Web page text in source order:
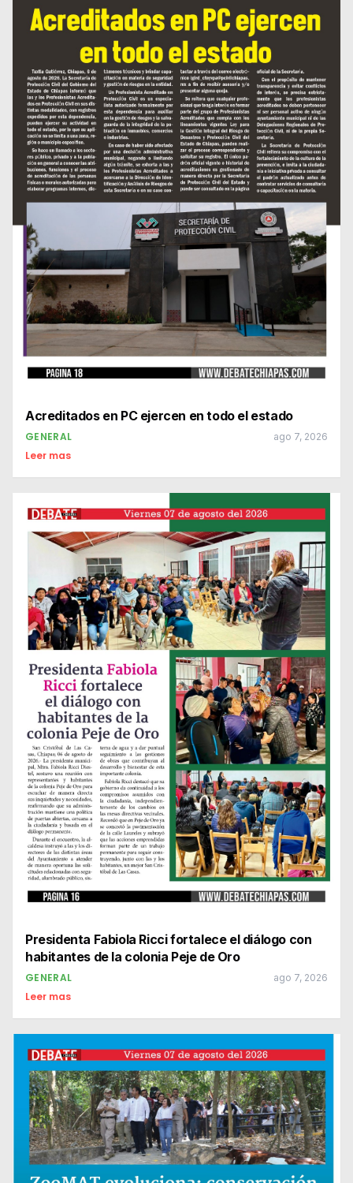
Acreditados en PC ejercen en todo el estado
GENERAL ago 7, 2026
Leer mas
Presidenta Fabiola Ricci fortalece el diálogo con
habitantes de la colonia Peje de Oro
GENERAL ago 7, 2026
Leer mas